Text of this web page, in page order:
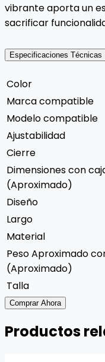
vibrante aporta un
sacrificar
Especificaciones Técnicas
Color
Marca compatible
Modelo compatible
Ajustabilidad
Cierre
Dimensiones con
(Aproximado)
Diseño
Largo
Material
Peso Aproximado
(Aproximado)
Talla
Comprar Ahora
Productos